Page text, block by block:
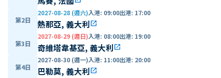
第2日
2027-08-28 (週六)入港: 09:00出港: 17:00
熱那亞, 義大利open_in_new
第3日
2027-08-29 (週日)入港: 08:00出港: 19:00
奇維塔韋基亞, 義大利open_in_new
第4日
2027-08-30 (週一)入港: 11:00出港: 20:00
巴勒莫, 義大利open_in_new